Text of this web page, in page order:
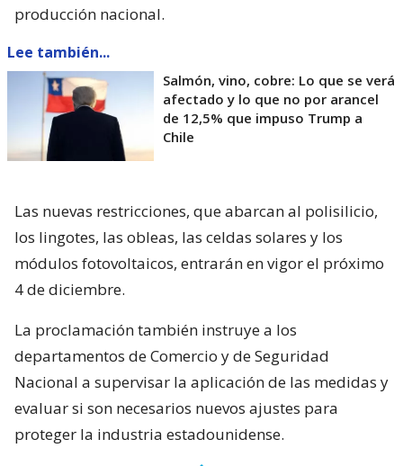
producción nacional.
Lee también...
Salmón, vino, cobre: Lo que se verá
afectado y lo que no por arancel
de 12,5% que impuso Trump a
Chile
Las nuevas restricciones, que abarcan al polisilicio,
los lingotes, las obleas, las celdas solares y los
módulos fotovoltaicos, entrarán en vigor el próximo
4 de diciembre.
La proclamación también instruye a los
departamentos de Comercio y de Seguridad
Nacional a supervisar la aplicación de las medidas y
evaluar si son necesarios nuevos ajustes para
proteger la industria estadounidense.